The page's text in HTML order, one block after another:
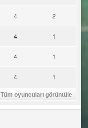
4 2
4 1
4 1
4 1
Tüm oyuncuları görüntüle